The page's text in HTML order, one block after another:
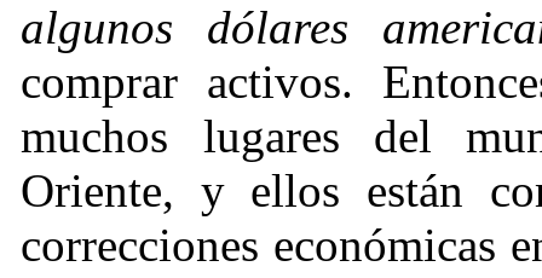
algunos dólares
comprar activos.
muchos lugares del
Oriente, y ellos están
correcciones económicas